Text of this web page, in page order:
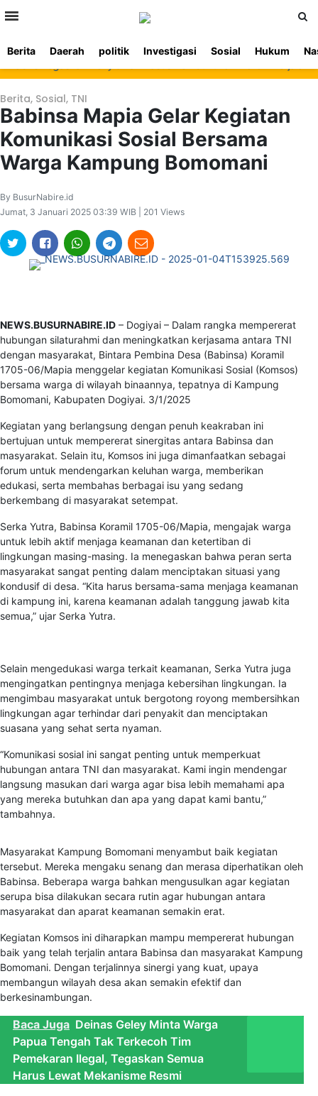
Layanan
Kami
Berita Daerah politik Investigasi Sosial Hukum
Berita, Sosial, TNI
Babinsa Mapia Gelar Kegiatan
Komunikasi Sosial Bersama
Warga Kampung Bomomani
By BusurNabire.id
Jumat, 3 Januari 2025 03:39 WIB | 201 Views
NEWS.BUSURNABIRE.ID – Dogiyai – Dalam rangka mempererat
hubungan silaturahmi dan meningkatkan kerjasama antara TNI
dengan masyarakat, Bintara Pembina Desa (Babinsa) Koramil
1705-06/Mapia menggelar kegiatan Komunikasi Sosial (Komsos)
bersama warga di wilayah binaannya, tepatnya di Kampung
Bomomani, Kabupaten Dogiyai. 3/1/2025
Kegiatan yang berlangsung dengan penuh keakraban ini
bertujuan untuk mempererat sinergitas antara Babinsa dan
masyarakat. Selain itu, Komsos ini juga dimanfaatkan sebagai
forum untuk mendengarkan keluhan warga, memberikan
edukasi, serta membahas berbagai isu yang sedang
berkembang di masyarakat setempat.
Serka Yutra, Babinsa Koramil 1705-06/Mapia, mengajak warga
untuk lebih aktif menjaga keamanan dan ketertiban di
lingkungan masing-masing. Ia menegaskan bahwa peran serta
masyarakat sangat penting dalam menciptakan situasi yang
kondusif di desa. “Kita harus bersama-sama menjaga keamanan
di kampung ini, karena keamanan adalah tanggung jawab kita
semua,” ujar Serka Yutra.
Selain mengedukasi warga terkait keamanan, Serka Yutra juga
mengingatkan pentingnya menjaga kebersihan lingkungan. Ia
mengimbau masyarakat untuk bergotong royong membersihkan
lingkungan agar terhindar dari penyakit dan menciptakan
suasana yang sehat serta nyaman.
“Komunikasi sosial ini sangat penting untuk memperkuat
hubungan antara TNI dan masyarakat. Kami ingin mendengar
langsung masukan dari warga agar bisa lebih memahami apa
yang mereka butuhkan dan apa yang dapat kami bantu,”
tambahnya.
Masyarakat Kampung Bomomani menyambut baik kegiatan
tersebut. Mereka mengaku senang dan merasa diperhatikan oleh
Babinsa. Beberapa warga bahkan mengusulkan agar kegiatan
serupa bisa dilakukan secara rutin agar hubungan antara
masyarakat dan aparat keamanan semakin erat.
Kegiatan Komsos ini diharapkan mampu mempererat hubungan
baik yang telah terjalin antara Babinsa dan masyarakat Kampung
Bomomani. Dengan terjalinnya sinergi yang kuat, upaya
membangun wilayah desa akan semakin efektif dan
berkesinambungan.
Baca Juga Deinas Geley Minta Warga
Papua Tengah Tak Terkecoh Tim
Pemekaran Ilegal, Tegaskan Semua
Harus Lewat Mekanisme Resmi